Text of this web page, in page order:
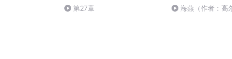
第27章
海燕（作者：高